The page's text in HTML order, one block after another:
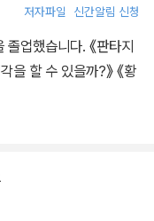
봉별기」를 썼다. 1934년
독자들의 거센 반발로 1
을 기행하였으며, 이를
. 1936년에 『시와 소
대 부속병원에서 생을
저자파일 신간알림 신청
업했습니다. 《판타지
을 할 수 있을까?》 《황